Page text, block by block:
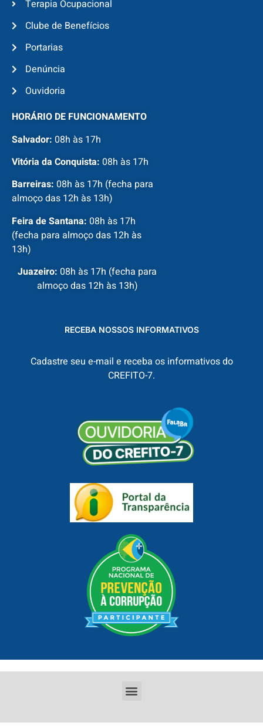
Terapia Ocupacional
Clube de Benefícios
Portarias
Denúncia
Ouvidoria
HORÁRIO DE FUNCIONAMENTO
Salvador: 08h às 17h
Vitória da Conquista: 08h às 17h
Barreiras: 08h às 17h (fecha para
almoço das 12h às 13h)
Feira de Santana: 08h às 17h
(fecha para almoço das 12h às
13h)
Juazeiro: 08h às 17h (fecha para
almoço das 12h às 13h)
RECEBA NOSSOS INFORMATIVOS
Cadastre seu e-mail e receba os informativos do
CREFITO-7.